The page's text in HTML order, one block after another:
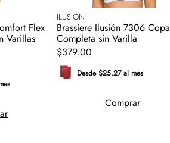
Flex
Varillas
ILUSION
Brassiere Ilusión 7306 Copa
Completa sin Varilla
$379.00
Desde $25.27 al mes
Comprar